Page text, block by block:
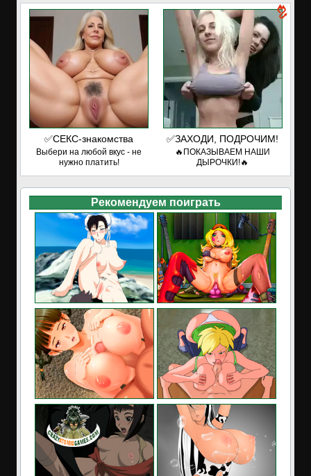
✅СЕКС-знакомства
Выбери на любой вкус - не
нужно платить!
✅ЗАХОДИ, ПОДРОЧИМ!
🔥ПОКАЗЫВАЕМ НАШИ
ДЫРОЧКИ!🔥
Рекомендуем поиграть